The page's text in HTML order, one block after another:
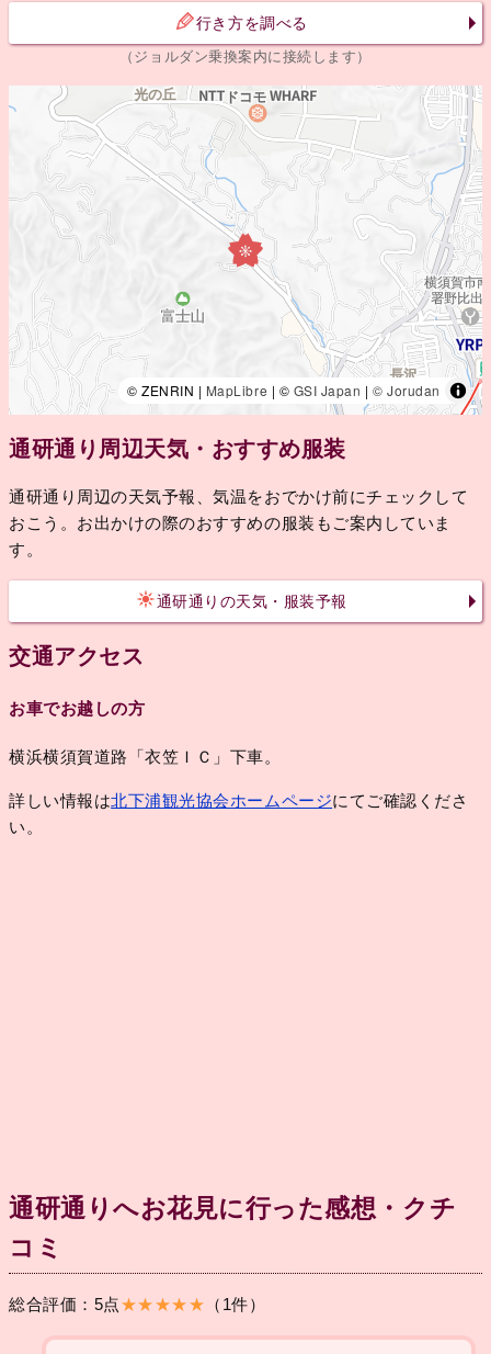
行き方を調べる
（ジョルダン乗換案内に接続します）
© ZENRIN | MapLibre | © GSI Japan |© Jorudan
通研通り周辺天気・おすすめ服装
通研通り周辺の天気予報、気温をおでかけ前にチェックして
おこう。お出かけの際のおすすめの服装もご案内していま
す。
通研通りの天気・服装予報
交通アクセス
お車でお越しの方
横浜横須賀道路「衣笠ＩＣ」下車。
詳しい情報は北下浦観光協会ホームページにてご確認くださ
い。
通研通りへお花見に行った感想・クチ
コミ
総合評価：5点★★★★★ （1件）